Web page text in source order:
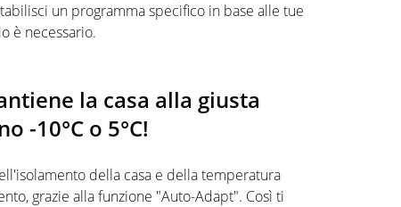
un programma specifico in base alle tue
è necessario.
la casa alla giusta
-10°C o 5°C!
della casa e della temperatura
grazie alla funzione "Auto-Adapt". Così ti